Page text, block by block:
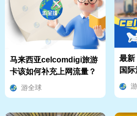
马来西亚celcomdigi旅游
卡该如何补充上网流量？
游全球
最
国